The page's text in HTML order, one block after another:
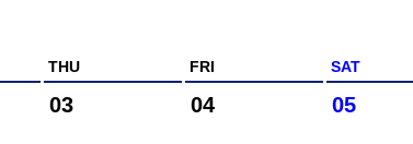
THU FRI SAT
03 04 05